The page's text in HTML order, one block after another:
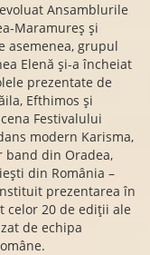
Ansamblurile
Maramureș și
asemenea, grupul
Elenă și-a încheiat
prezentate de
Efthimos și
Festivalului
modern Karisma,
band din Oradea,
din România –
prezentarea în
celor 20 de ediții ale
de echipa